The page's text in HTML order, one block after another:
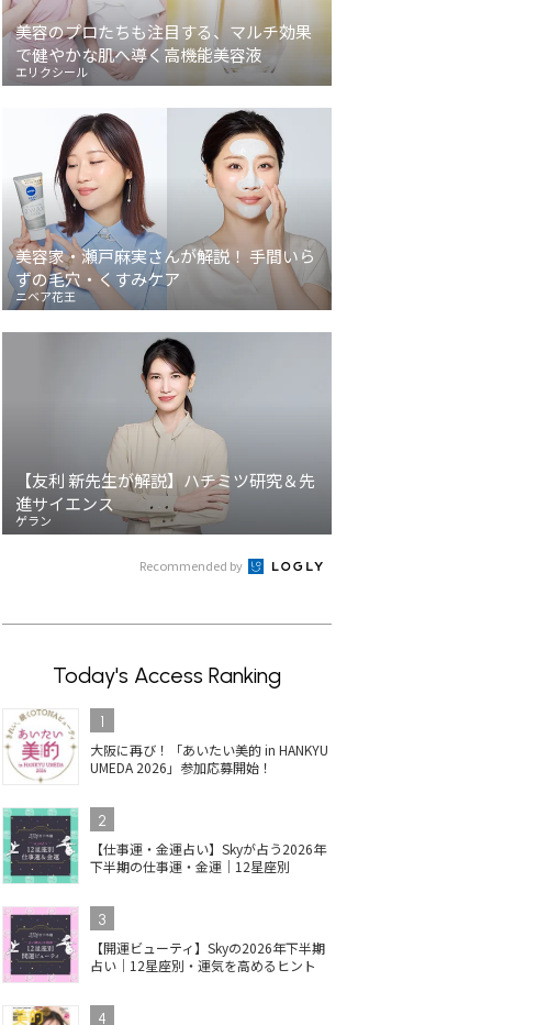
美容のプロたちも注目する、マルチ効果
で健やかな肌へ導く高機能美容液
エリクシール
美容家・瀬戸麻実さんが解説！ 手間いら
ずの毛穴・くすみケア
ニベア花王
【友利 新先生が解説】ハチミツ研究＆先
進サイエンス
ゲラン
Recommended by
Today's Access Ranking
1
大阪に再び！「あいたい美的 in HANKYU
UMEDA 2026」参加応募開始！
2
【仕事運・金運占い】Skyが占う2026年
下半期の仕事運・金運｜12星座別
3
【開運ビューティ】Skyの2026年下半期
占い｜12星座別・運気を高めるヒント
4